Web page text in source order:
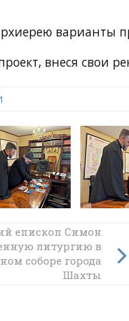
варианты
внеся свои
Миллеровский
наставников
для детей с
епископ Симон
литургию в
соборе города
Шахты